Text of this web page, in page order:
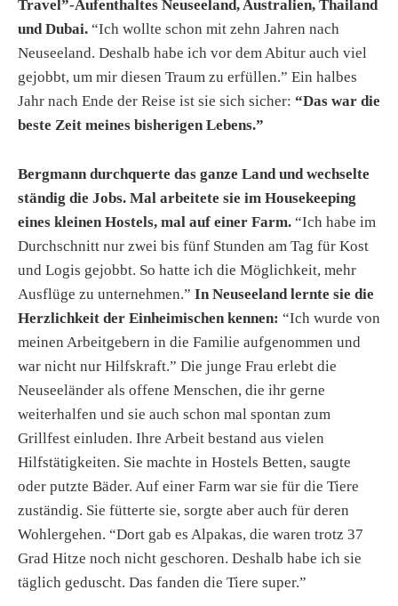
Travel”-Aufenthaltes Neuseeland, Australien, Thailand
und Dubai. “Ich wollte schon mit zehn Jahren nach
Neuseeland. Deshalb habe ich vor dem Abitur auch viel
gejobbt, um mir diesen Traum zu erfüllen.” Ein halbes
Jahr nach Ende der Reise ist sie sich sicher: “Das war die
beste Zeit meines bisherigen Lebens.”
Bergmann durchquerte das ganze Land und wechselte
ständig die Jobs. Mal arbeitete sie im Housekeeping
eines kleinen Hostels, mal auf einer Farm. “Ich habe im
Durchschnitt nur zwei bis fünf Stunden am Tag für Kost
und Logis gejobbt. So hatte ich die Möglichkeit, mehr
Ausflüge zu unternehmen.” In Neuseeland lernte sie die
Herzlichkeit der Einheimischen kennen: “Ich wurde von
meinen Arbeitgebern in die Familie aufgenommen und
war nicht nur Hilfskraft.” Die junge Frau erlebt die
Neuseeländer als offene Menschen, die ihr gerne
weiterhalfen und sie auch schon mal spontan zum
Grillfest einluden. Ihre Arbeit bestand aus vielen
Hilfstätigkeiten. Sie machte in Hostels Betten, saugte
oder putzte Bäder. Auf einer Farm war sie für die Tiere
zuständig. Sie fütterte sie, sorgte aber auch für deren
Wohlergehen. “Dort gab es Alpakas, die waren trotz 37
Grad Hitze noch nicht geschoren. Deshalb habe ich sie
täglich geduscht. Das fanden die Tiere super.”